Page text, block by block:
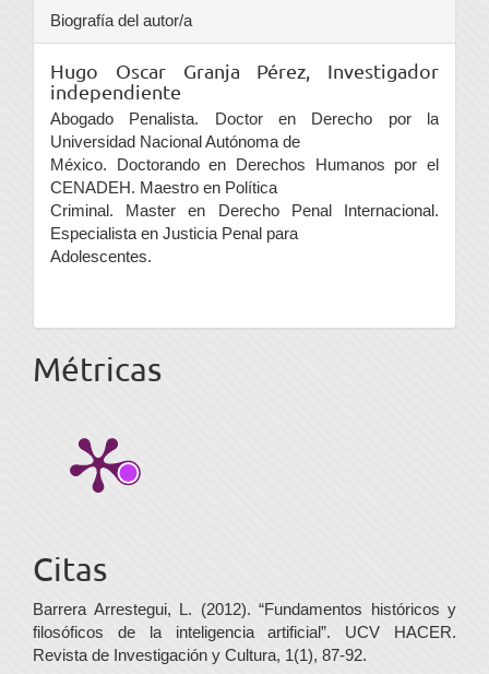
Biografía del autor/a
Hugo Oscar Granja Pérez, Investigador
independiente
Abogado Penalista. Doctor en Derecho por la
Universidad Nacional Autónoma de
México. Doctorando en Derechos Humanos por el
CENADEH. Maestro en Política
Criminal. Master en Derecho Penal Internacional.
Especialista en Justicia Penal para
Adolescentes.
Métricas
Citas
Barrera Arrestegui, L. (2012). “Fundamentos históricos y
filosóficos de la inteligencia artificial”. UCV HACER.
Revista de Investigación y Cultura, 1(1), 87-92.